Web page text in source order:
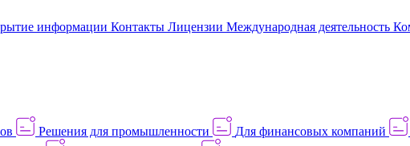
информации Контакты Лицензии Международная деятельность
Решения для промышленности Для финансовых компаний